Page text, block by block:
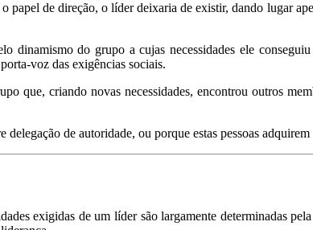
de direção, o líder deixaria de existir, dando lugar
do grupo a cujas necessidades ele
das exigências sociais.
que, criando novas necessidades, encontrou outros
de autoridade, ou porque estas pessoas
exigidas de um líder são largamente determinadas